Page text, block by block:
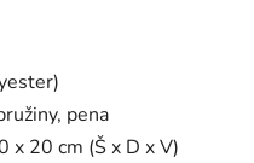
pena
x 20 cm (Š x D x V)